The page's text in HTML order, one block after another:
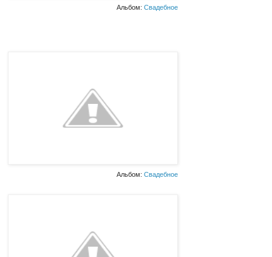
Альбом: Свадебное
Альбом: Свадебное